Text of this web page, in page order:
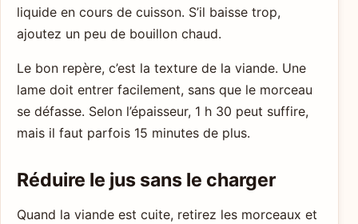
liquide en cours de cuisson. S’il baisse trop,
ajoutez un peu de bouillon chaud.
Le bon repère, c’est la texture de la viande. Une
lame doit entrer facilement, sans que le morceau
se défasse. Selon l’épaisseur, 1 h 30 peut suffire,
mais il faut parfois 15 minutes de plus.
Réduire le jus sans le charger
Quand la viande est cuite, retirez les morceaux et